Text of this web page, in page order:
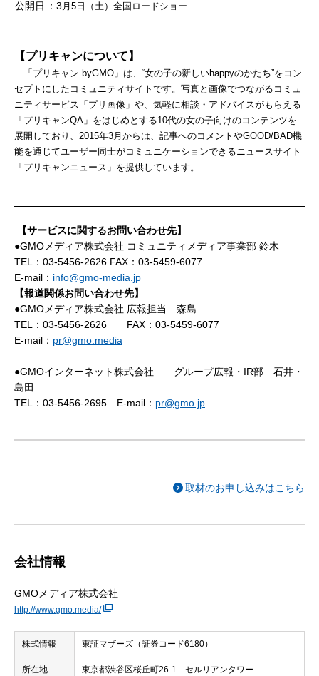
公開日 ：3 月 5 日（土）全国ロードショー
【プリキャンについて】
「プリキャン byGMO 」は、“女の子の新しいhappyのかたち”をコン
セプトにしたコミュニティサイトです。写真と画像でつながるコミュ
ニティサービス「プリ画像」や、気軽に相談・アドバイスがもらえる
「プリキャンQA 」をはじめとする10代の女の子向けのコンテンツを
展開しており、 2015年3月からは、記事へのコメントやGOOD/BAD機
能を通じてユーザー同士がコミュニケーションできるニュースサイト
「プリキャンニュース」を提供しています。
【サービスに関するお問い合わせ先】
●GMOメディア株式会社 コミュニティメディア事業部 鈴木
TEL：03-5456-2626 FAX：03-5459-6077
E-mail： info@gmo-media.jp
【報道関係お問い合わせ先】
●GMOメディア株式会社 広報担当 森島
TEL：03-5456-2626 FAX：03-5459-6077
E-mail： pr@gmo.media
●GMOインターネット株式会社 グループ広報・IR部 石井・
島田
TEL：03-5456-2695 E-mail： pr@gmo.jp
取材のお申し込みはこちら
会社情報
GMOメディア株式会社
http://www.gmo.media/
株式情報 東証マザーズ（証券コード6180）
所在地 東京都渋谷区桜丘町26-1 セルリアンタワー